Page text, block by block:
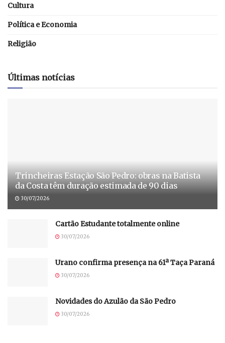
Cultura
Política e Economia
Religião
Últimas notícias
Trincheiras Estação São Pedro: obras na Batista
da Costa têm duração estimada de 90 dias
30/07/2026
Cartão Estudante totalmente online
30/07/2026
Urano confirma presença na 61ª Taça Paraná
30/07/2026
Novidades do Azulão da São Pedro
30/07/2026